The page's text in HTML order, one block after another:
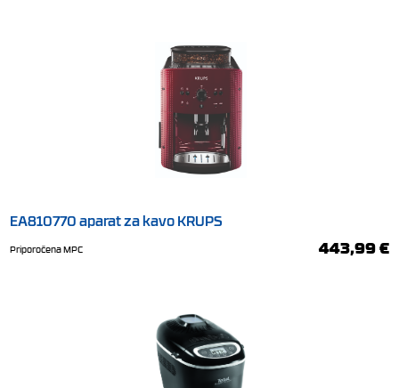
EA810770 aparat za kavo KRUPS
Priporočena MPC 443,99 €